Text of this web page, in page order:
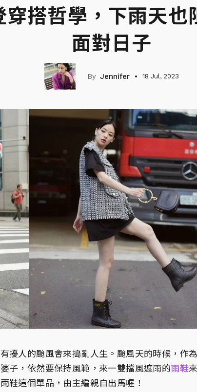
搭哲學，下雨天也
面對日子
Jennifer 18 Jul, 2023
擾人的颱風會來搗亂人生。颱風天的時候，作為
子，依然要保持風範，來一雙擋風遮雨的雨鞋來
鞋這個單品，由主編親自出馬喔！